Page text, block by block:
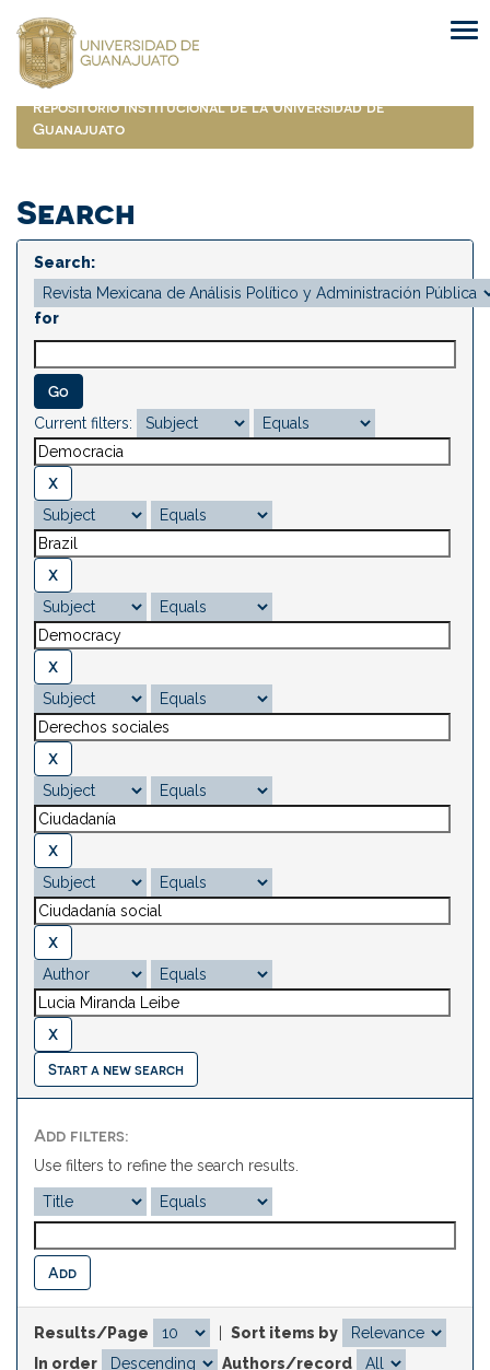
navigation
Repositorio Institucional de la Universidad de
Guanajuato
Search
Search:
for
Current filters:
Start a new search
Add filters:
Use filters to refine the search results.
Results/Page
Sort items by
In order
Authors/record